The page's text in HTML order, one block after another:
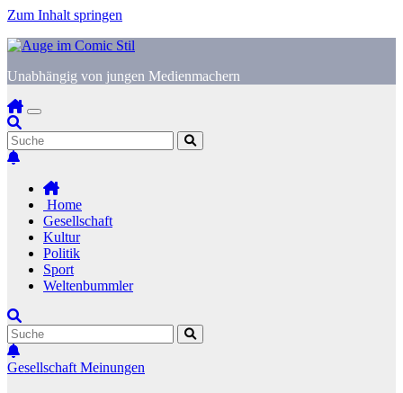
Zum Inhalt springen
Unabhängig von jungen Medienmachern
Home
Gesellschaft
Kultur
Politik
Sport
Weltenbummler
Gesellschaft Meinungen